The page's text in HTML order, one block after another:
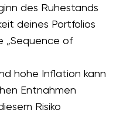
des Ruhestands
deines Portfolios
„Sequence of
hohe Inflation kann
Entnahmen
Risiko